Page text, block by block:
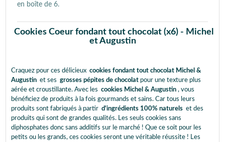
en boîte de 6.
Cookies Coeur fondant tout chocolat (x6) - Michel
et Augustin
Craquez pour ces délicieux cookies fondant tout chocolat Michel &
Augustin et ses grosses pépites de chocolat pour une texture plus
aérée et croustillante. Avec les cookies Michel & Augustin , vous
bénéficiez de produits à la fois gourmands et sains. Car tous leurs
produits sont fabriqués à partir d'ingrédients 100% naturels et des
produits qui sont de grandes qualités. Les seuls cookies sans
diphosphates donc sans additifs sur le marché ! Que ce soit pour les
petits ou les grands, ces cookies seront une véritable réussite ! Les